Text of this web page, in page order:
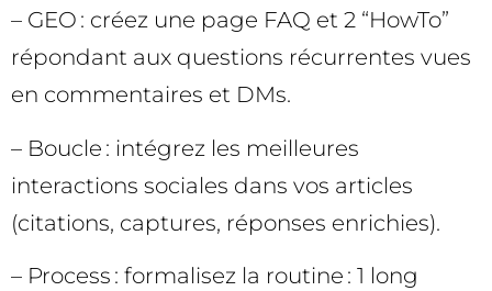
– GEO : créez une page FAQ et 2 “HowTo”
répondant aux questions récurrentes vues
en commentaires et DMs.
– Boucle : intégrez les meilleures
interactions sociales dans vos articles
(citations, captures, réponses enrichies).
– Process : formalisez la routine : 1 long